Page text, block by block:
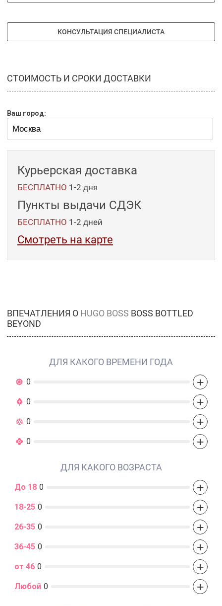
КОНСУЛЬТАЦИЯ СПЕЦИАЛИСТА
СТОИМОСТЬ И СРОКИ ДОСТАВКИ
Ваш город:
Курьерская доставка
БЕСПЛАТНО 1-2 дня
Пункты выдачи СДЭК
БЕСПЛАТНО 1-2 дней
Смотреть на карте
ВПЕЧАТЛЕНИЯ О HUGO BOSS BOSS BOTTLED
BEYOND
ДЛЯ КАКОГО ВРЕМЕНИ ГОДА
0 +
0 +
0 +
0 +
ДЛЯ КАКОГО ВОЗРАСТА
До 18 0 +
18-25 0 +
26-35 0 +
36-45 0 +
от 46 0 +
Любой 0 +